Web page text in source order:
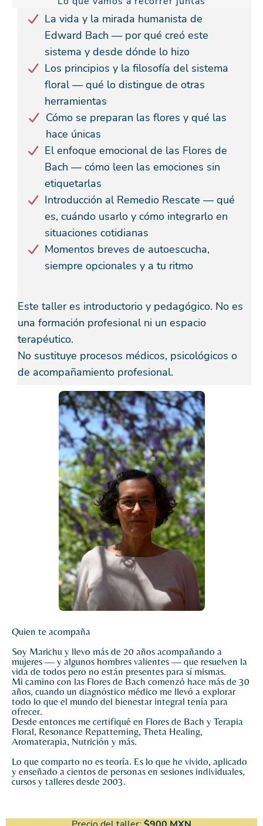
La vida y la mirada humanista de
Edward Bach — por qué creó este
sistema y desde dónde lo hizo
Los principios y la filosofía del sistema
floral — qué lo distingue de otras
herramientas
Cómo se preparan las flores y qué las
hace únicas
El enfoque emocional de las Flores de
Bach — cómo leen las emociones sin
etiquetarlas
Introducción al Remedio Rescate — qué
es, cuándo usarlo y cómo integrarlo en
situaciones cotidianas
Momentos breves de autoescucha,
siempre opcionales y a tu ritmo
Este taller es introductorio y pedagógico. No es
una formación profesional ni un espacio
terapéutico.
No sustituye procesos médicos, psicológicos o
de acompañamiento profesional.
Quien te acompaña
Soy Marichu y llevo más de 20 años acompañando a
mujeres — y algunos hombres valientes — que resuelven la
vida de todos pero no están presentes para sí mismas.
Mi camino con las Flores de Bach comenzó hace más de 30
años, cuando un diagnóstico médico me llevó a explorar
todo lo que el mundo del bienestar integral tenía para
ofrecer.
Desde entonces me certifiqué en Flores de Bach y Terapia
Floral, Resonance Repatterning, Theta Healing,
Aromaterapia, Nutrición y más.
Lo que comparto no es teoría. Es lo que he vivido, aplicado
y enseñado a cientos de personas en sesiones individuales,
cursos y talleres desde 2003.